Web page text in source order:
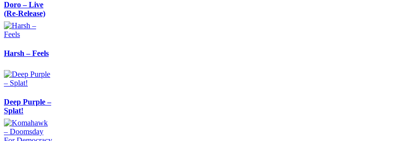
Doro – Live
(Re-Release)
Harsh – Feels
Deep Purple –
Splat!